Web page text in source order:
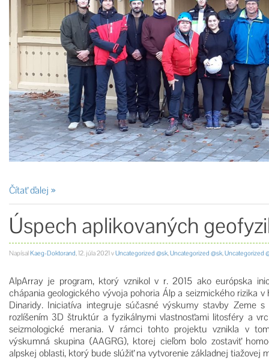
Čítať ďalej
Úspech aplikovaných
NapísalKaeg-Doktorand 12. júla 2021vUncategorized @sk Uncategorized @sk Uncategorized
AlpArray je program, ktorý vznikol v r. 2015 ako európska
chápania geologického vývoja pohoria Álp a seizmického rizika
Dinaridy. Iniciatíva integruje súčasné výskumy stavby Zeme
rozlíšením 3D štruktúr a fyzikálnymi vlastnosťami litosféry a
seizmologické merania. V rámci tohto projektu vznikla v
výskumná skupina (AAGRG), ktorej cieľom bolo zostaviť
alpskej oblasti, ktorý bude slúžiť na vytvorenie základnej tiažovej